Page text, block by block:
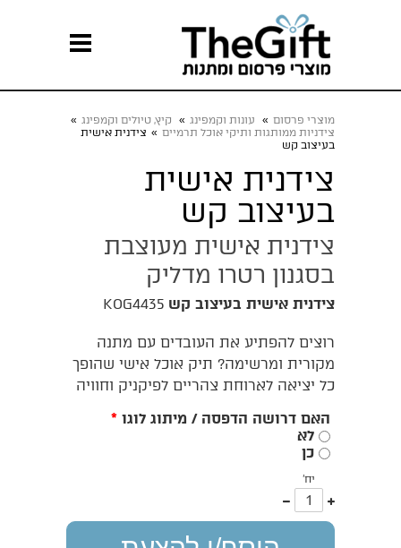
מוצרי פרסום » עונות וקמפינג » קיץ, טיולים וקמפינג »
צידניות ממותגות ותיקי אוכל תרמיים » צידנית אישית
בעיצוב קש
צידנית אישית
בעיצוב קש
צידנית אישית מעוצבת
בסגנון רטרו מדליק
צידנית אישית בעיצוב קש KOG4435
רוצים להפתיע את העובדים עם מתנה
מקורית ומרשימה? תיק אוכל אישי שהופך
כל יציאה לארוחת צהריים לפיקניק וחוויה
האם דרושה הדפסה / מיתוג לוגו *
לא
כן
יח'
עוד
אחד